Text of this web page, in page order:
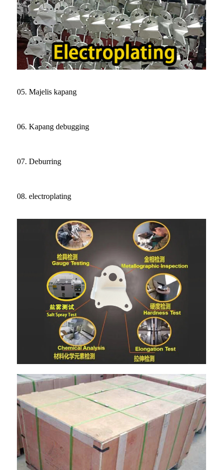
05. Majelis kapang
06. Kapang debugging
07. Deburring
08. electroplating